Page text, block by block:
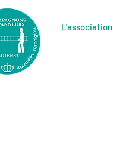
L'association